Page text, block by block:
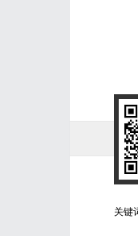
关键